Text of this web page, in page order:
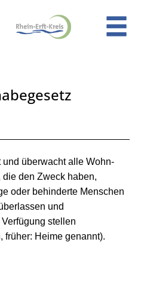
überwacht alle Wohn-
den Zweck haben,
oder behinderte Menschen
und
stellen
früher: Heime genannt).